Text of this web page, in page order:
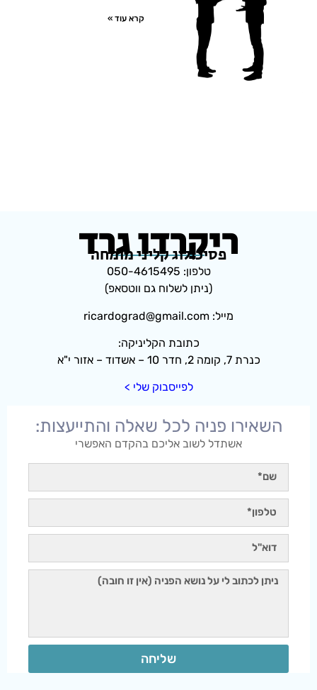
קרא עוד »
ריקרדו גרד
פסיכולוג קליני מומחה
טלפון: 050-4615495
(ניתן לשלוח גם ווטסאפ)
מייל: ricardograd@gmail.com
כתובת הקליניקה:
כנרת 7, קומה 2, חדר 10 – אשדוד – אזור י"א
לפייסבוק שלי >
השאירו פניה לכל שאלה והתייעצות:
אשתדל לשוב אליכם בהקדם האפשרי
שליחה